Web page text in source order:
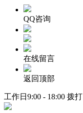
QQ咨询
在线留言
返回顶部
工作日9:00 - 18:00 拨打